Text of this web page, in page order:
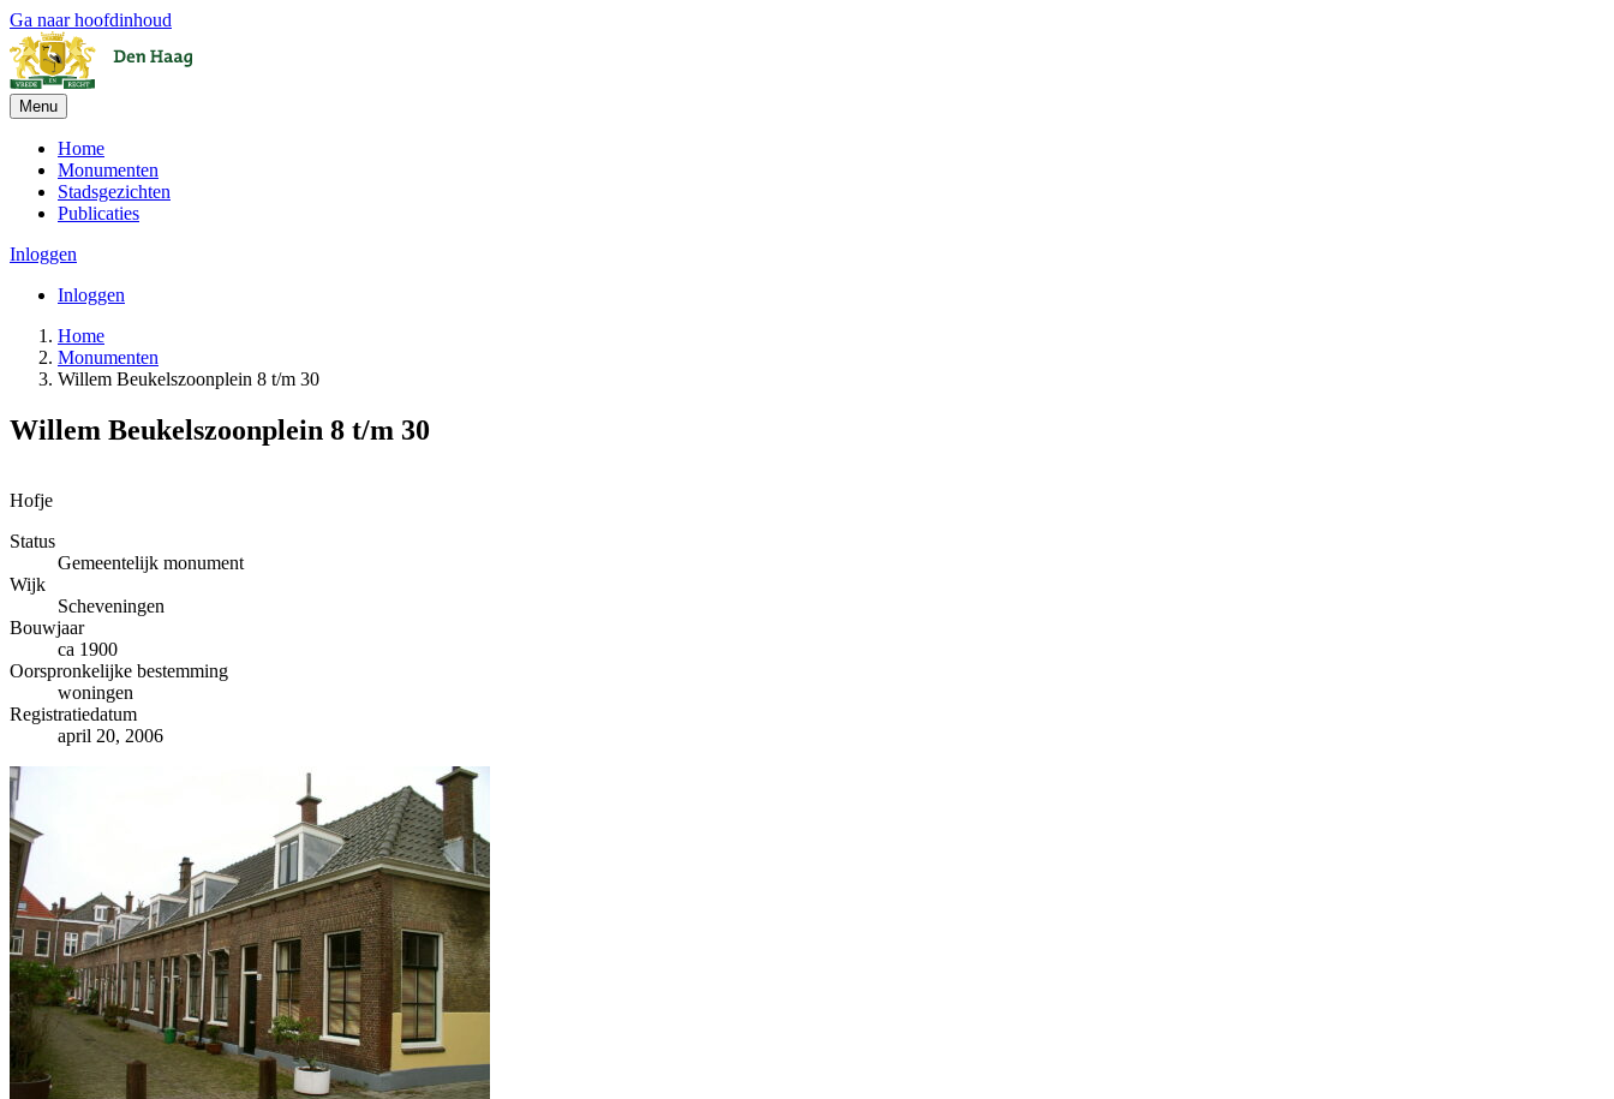
Ga naar hoofdinhoud
Menu
Home
Monumenten
Stadsgezichten
Publicaties
Inloggen
Inloggen
Home
Monumenten
Willem Beukelszoonplein 8 t/m 30
Willem Beukelszoonplein 8 t/m 30
+
−
Hofje
Status
Gemeentelijk monument
Wijk
Scheveningen
Bouwjaar
ca 1900
Oorspronkelijke bestemming
woningen
Registratiedatum
april 20, 2006